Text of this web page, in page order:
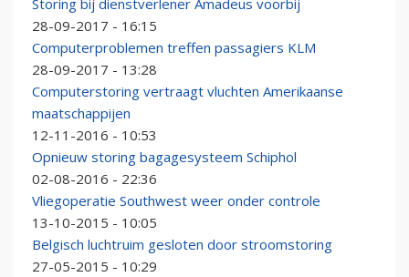
Storing bij dienstverlener Amadeus voorbij
28-09-2017 - 16:15
Computerproblemen treffen passagiers KLM
28-09-2017 - 13:28
Computerstoring vertraagt vluchten Amerikaanse
maatschappijen
12-11-2016 - 10:53
Opnieuw storing bagagesysteem Schiphol
02-08-2016 - 22:36
Vliegoperatie Southwest weer onder controle
13-10-2015 - 10:05
Belgisch luchtruim gesloten door stroomstoring
27-05-2015 - 10:29